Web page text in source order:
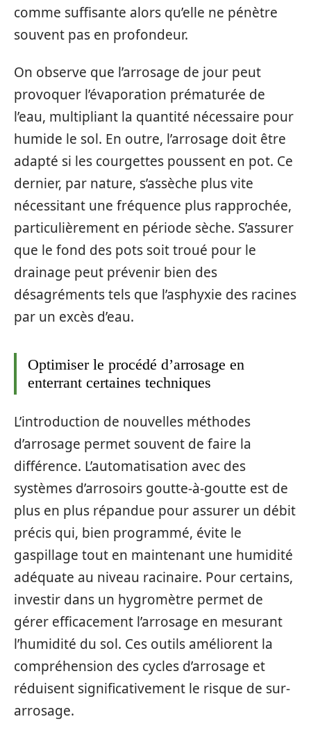
comme suffisante alors qu’elle ne pénètre
souvent pas en profondeur.
On observe que l’arrosage de jour peut
provoquer l’évaporation prématurée de
l’eau, multipliant la quantité nécessaire pour
humide le sol. En outre, l’arrosage doit être
adapté si les courgettes poussent en pot. Ce
dernier, par nature, s’assèche plus vite
nécessitant une fréquence plus rapprochée,
particulièrement en période sèche. S’assurer
que le fond des pots soit troué pour le
drainage peut prévenir bien des
désagréments tels que l’asphyxie des racines
par un excès d’eau.
Optimiser le procédé d’arrosage en
enterrant certaines techniques
L’introduction de nouvelles méthodes
d’arrosage permet souvent de faire la
différence. L’automatisation avec des
systèmes d’arrosoirs goutte-à-goutte est de
plus en plus répandue pour assurer un débit
précis qui, bien programmé, évite le
gaspillage tout en maintenant une humidité
adéquate au niveau racinaire. Pour certains,
investir dans un hygromètre permet de
gérer efficacement l’arrosage en mesurant
l’humidité du sol. Ces outils améliorent la
compréhension des cycles d’arrosage et
réduisent significativement le risque de sur-
arrosage.